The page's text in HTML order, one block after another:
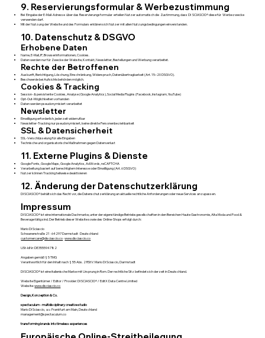
9. Reservierungsformular & Werbezustimmung
Bei Eingabe der E-Mail-Adresse über das Reservierungsformular erteilen Nutzer automatisch die Zustimmung, dass DI SCIASCIO® diese für Werbezwecke
verwenden darf.
Mit der Nutzung der Website und des Formulars erklären sich Nutzer mit allen Nutzungsbedingungen einverstanden.
10. Datenschutz & DSGVO
Erhobene Daten
Name, E-Mail, IP, Browserinformationen, Cookies.
Daten werden nur für Zwecke der Website, Kontakt, Newsletter, Bestellungen und Werbung verarbeitet.
Rechte der Betroffenen
Auskunft, Berichtigung, Löschung, Einschränkung, Widerspruch, Datenübertragbarkeit (Art. 15–20 DSGVO).
Beschwerde bei Aufsichtsbehörden möglich.
Cookies & Tracking
Session- & persistente Cookies, Analyse (Google Analytics), Social Media Plugins (Facebook, Instagram, YouTube)
Opt-Out-Möglichkeiten vorhanden
Daten werden pseudonymisiert verarbeitet
Newsletter
Einwilligung erforderlich, jederzeit widerrufbar
Newsletter-Tracking nur pseudonymisiert, keine direkte Personenbeziehbarkeit
SSL & Datensicherheit
SSL-Verschlüsselung für alle Eingaben
Technische und organisatorische Maßnahmen gegen Datenverlust
11. Externe Plugins & Dienste
Google Fonts, Google Maps, Google Analytics, AdWords, reCAPTCHA
Verarbeitung basiert auf berechtigtem Interesse oder Einwilligung (Art. 6 DSGVO)
Nutzer können Tracking teilweise deaktivieren
12. Änderung der Datenschutzerklärung
DI SCIASCIO® behält sich das Recht vor, die Datenschutzerklärung an aktuelle rechtliche Anforderungen oder neue Services anzupassen.
Impressum
DI SCIASCIO® ist eine internationale Dachmarke, unter der eigenständige Betriebsgesellschaften in den Bereichen Haute Gastronomie, Alta Moda und Food &
Beverage tätig sind. Der Betrieb dieser Website sowie des Online-Shops erfolgt durch:
Mario Di Sciascio
Schwanenstraße 21 · 64297 Darmstadt · Deutschland
customercare@disciascio.co·www.disciascio.co
USt-IdNr: DE355594782
Angaben gemäß § 5 TMG
Verantwortlich für den Inhalt nach § 55 Abs. 2 RStV: Mario Di Sciascio, Darmstadt
DI SCIASCIO® ist eine italienische Marke mit Ursprung in Rom. Der rechtliche Sitz befindet sich derzeit in Deutschland.
Website Eigentümer / Editor / Provider: DI SCIASCIO® / EditX Data Centre Limited
Website:www.disciascio.co
Design, Konzeption & Co.
spectaculum - multidisciplinary creative studio
Mario Di Sciascio, a.v. Frankfurt am Main, Deutschland
management@spectaculum.co
transforming brands into timeless experiences